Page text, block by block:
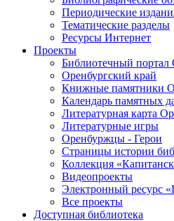
Периодические
Тематические разделы
Ресурсы Интернет
Проекты
Библиотечный портал
Оренбургский край
Книжные памятники
Календарь памятных
Литературная карта
Литературные игры
Оренбуржцы - Герои
Страницы истории
Коллекция
Видеопроекты
Электронный ресурс
Все проекты
Доступная библиотека